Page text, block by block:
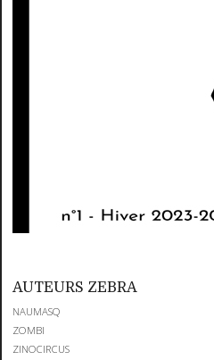
AUTEURS ZEBRA
NAUMASQ
ZOMBI
ZINOCIRCUS